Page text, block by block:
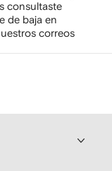
consultaste
de baja en
correos